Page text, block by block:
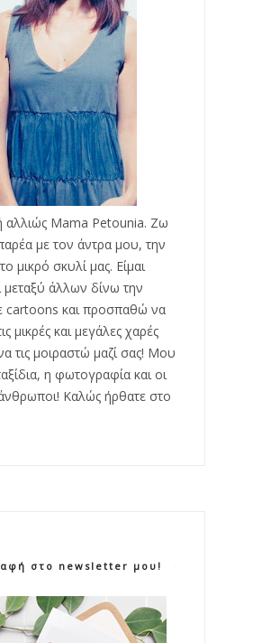
αλλιώς Mama Petounia. Ζω
με τον άντρα μου, την
μικρό σκυλί μας. Είμαι
μεταξύ άλλων δίνω την
και προσπαθώ να
μικρές και μεγάλες χαρές
τις μοιραστώ μαζί σας! Μου
η φωτογραφία και οι
Καλώς ήρθατε στο
στο newsletter μου!